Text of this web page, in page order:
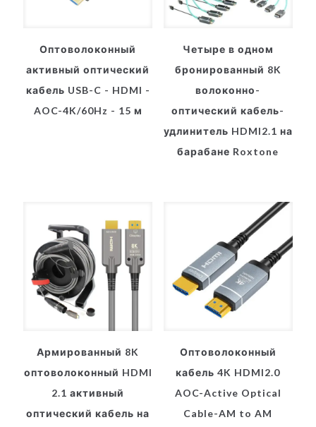
Оптоволоконный
активный оптический
кабель USB-C - HDMI -
AOC-4K/60Hz - 15 м
Четыре в одном
бронированный 8K
волоконно-
оптический кабель-
удлинитель HDMI2.1 на
барабане Roxtone
Армированный 8K
оптоволоконный HDMI
2.1 активный
оптический кабель на
Оптоволоконный
кабель 4K HDMI2.0
AOC-Active Optical
Cable-AM to AM